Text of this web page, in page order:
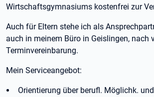
Wirtschaftsgymnasiums kostenfrei zur
Auch für Eltern stehe ich als
auch in meinem Büro in Geislingen, nach
Terminvereinbarung.
Mein Serviceangebot:
Orientierung über berufl. Möglichk.